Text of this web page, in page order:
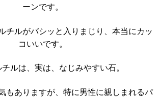
ーンです。
チルがバシッと入りまじり、本当にカッ
コいいです。
ルは、実は、なじみやすい石。
もありますが、特に男性に親しまれるパ